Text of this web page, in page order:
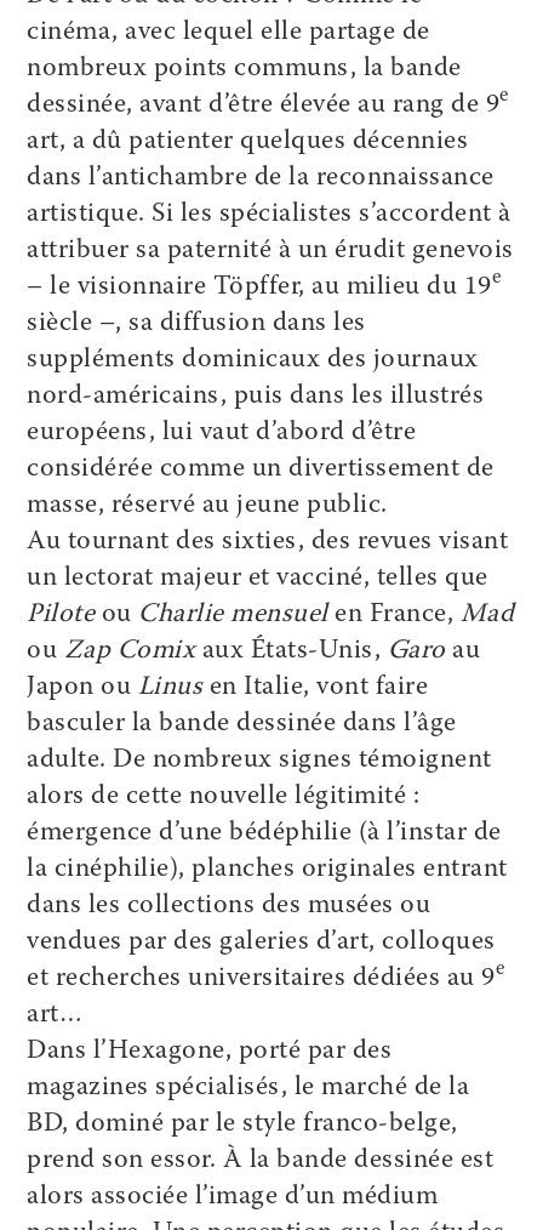
cinéma, avec lequel elle partage de
nombreux points communs, la bande
dessinée, avant d’être élevée au rang de 9e
art, a dû patienter quelques décennies
dans l’antichambre de la reconnaissance
artistique. Si les spécialistes s’accordent à
attribuer sa paternité à un érudit genevois
– le visionnaire Töpffer, au milieu du 19e
siècle –, sa diffusion dans les
suppléments dominicaux des journaux
nord-­américains, puis dans les illustrés
européens, lui vaut d’abord d’être
considérée comme un divertissement de
masse, réservé au jeune public.
Au tournant des sixties, des revues visant
un lectorat majeur et vacciné, telles que
Piloteou Charlie mensuelen France, Mad
ou Zap Comixaux États-Unis, Garo au
Japon ou Linusen Italie, vont faire
basculer la bande dessinée dans l’âge
adulte. De nombreux signes témoignent
alors de cette nouvelle légitimité :
émergence d’une bédéphilie (à l’instar de
la cinéphilie), planches originales entrant
dans les collections des musées ou
vendues par des galeries d’art, colloques
et recherches universitaires dédiées au 9e
art…
Dans l’Hexagone, porté par des
magazines spécialisés, le marché de la
BD, dominé par le style franco-belge,
prend son essor. À la bande dessinée est
alors associée l’image d’un médium